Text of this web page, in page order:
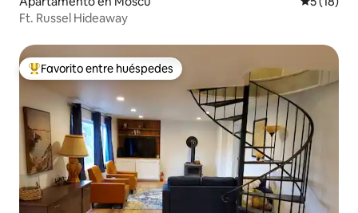
Ft. Russel Hideaway
Favorito entre huéspedes preferido
Favorito entre huéspedes